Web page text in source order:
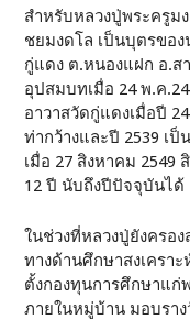
สำหรับหลวงปู่พระครูม
ชยมงดโล เป็นบุตรของ
กู่แดง ต.หนองแฝก อ.ส
อุปสมบทเมื่อ 24 พ.ค
อาวาสวัดกู่แดงเมื่อปี
ท่ากว้างและปี 2539 เ
เมื่อ 27 สิงหาคม
12 ปี นับถึงปีปัจจุบันได้
ในช่วงที่หลวงปู่ยังครอ
ทางด้านศึกษาสงเครา
ตั้งกองทุนการศึกษาแก่
ภายในหมู่บ้าน มอบรา